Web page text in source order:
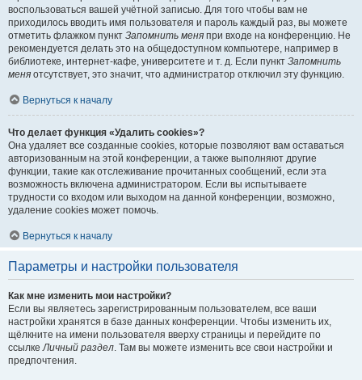
воспользоваться вашей учётной записью. Для того чтобы вам не
приходилось вводить имя пользователя и пароль каждый раз, вы можете
отметить флажком пункт Запомнить меня при входе на конференцию. Не
рекомендуется делать это на общедоступном компьютере, например в
библиотеке, интернет-кафе, университете и т. д. Если пункт Запомнить
меня отсутствует, это значит, что администратор отключил эту функцию.
Вернуться к началу
Что делает функция «Удалить cookies»?
Она удаляет все созданные cookies, которые позволяют вам оставаться
авторизованным на этой конференции, а также выполняют другие
функции, такие как отслеживание прочитанных сообщений, если эта
возможность включена администратором. Если вы испытываете
трудности со входом или выходом на данной конференции, возможно,
удаление cookies может помочь.
Вернуться к началу
Параметры и настройки пользователя
Как мне изменить мои настройки?
Если вы являетесь зарегистрированным пользователем, все ваши
настройки хранятся в базе данных конференции. Чтобы изменить их,
щёлкните на имени пользователя вверху страницы и перейдите по
ссылкеЛичный раздел. Там вы можете изменить все свои настройки и
предпочтения.